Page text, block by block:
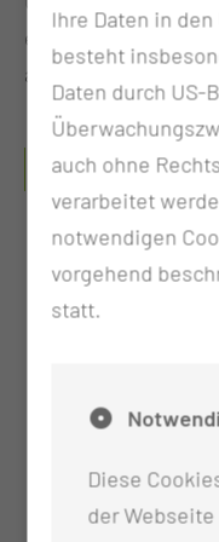
entsprechend § 14
angeboten werden.
DIE AUFGABEN
UMFASSEN
Anwendung
Überprüfung
Ihre Daten in
besteht
Daten durch US-
auch ohne
verarbeitet
notwendigen
vorgehend
statt.
Diese
der